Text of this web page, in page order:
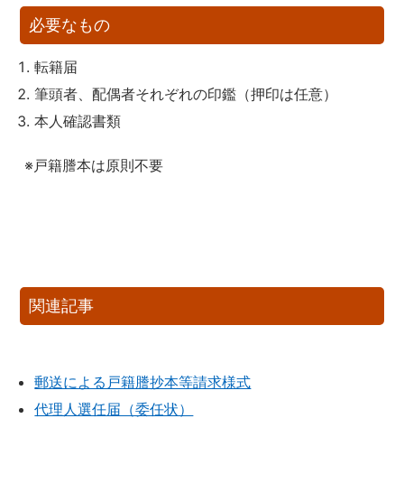
必要なもの
転籍届
筆頭者、配偶者それぞれの印鑑（押印は任意）
本人確認書類
※戸籍謄本は原則不要
関連記事
郵送による戸籍謄抄本等請求様式
代理人選任届（委任状）